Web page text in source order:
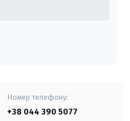
Номер телефону:
+38 044 390 5077